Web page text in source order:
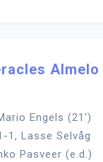
Almelo
Engels (21′)
1, Lasse Selvåg
Pasveer (e.d.)